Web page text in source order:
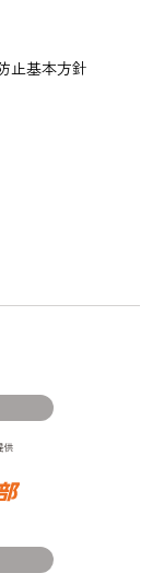
止基本方針